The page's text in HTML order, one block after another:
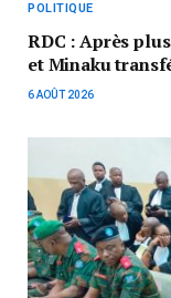
POLITIQUE
RDC : Après
et Minaku
6 AOÛT 2026